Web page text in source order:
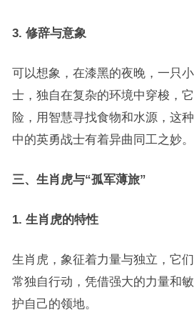
3. 修辞与意象
可以想象，在漆黑的夜晚，一只
士，独自在复杂的环境中穿梭，
险，用智慧寻找食物和水源，这
中的英勇战士有着异曲同工之妙。
三、生肖虎与“孤军薄旅”
1. 生肖虎的特性
生肖虎，象征着力量与独立，它
常独自行动，凭借强大的力量和
护自己的领地。